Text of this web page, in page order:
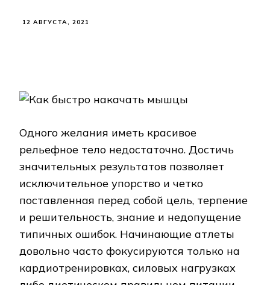
12 АВГУСТА, 2021
Одного желания иметь красивое
рельефное тело недостаточно. Достичь
значительных результатов позволяет
исключительное упорство и четко
поставленная перед собой цель, терпение
и решительность, знание и недопущение
типичных ошибок. Начинающие атлеты
довольно часто фокусируются только на
кардиотренировках, силовых нагрузках